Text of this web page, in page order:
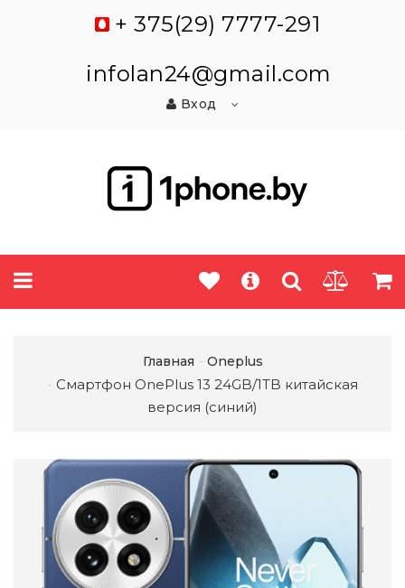
+ 375(29) 7777-291
infolan24@gmail.com
Вход
Главная Oneplus
Смартфон OnePlus 13 24GB/1TB китайская
версия (синий)